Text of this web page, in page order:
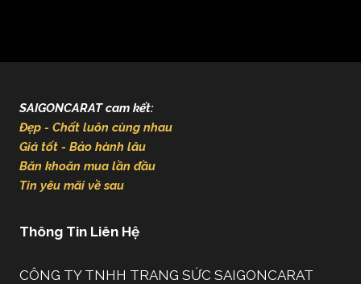
SAIGONCARAT cam kết:
Đẹp - Chất luôn cùng nhau
Giá tốt - Bảo hành lâu
Băn khoăn mua lần đầu
Tin yêu mãi về sau
Thông Tin Liên Hệ
CÔNG TY TNHH TRANG SỨC SAIGONCARAT